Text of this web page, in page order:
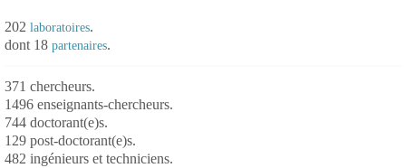
202 laboratoires.
dont 18 partenaires.
371 chercheurs.
1496 enseignants-chercheurs.
744 doctorant(e)s.
129 post-doctorant(e)s.
482 ingénieurs et techniciens.